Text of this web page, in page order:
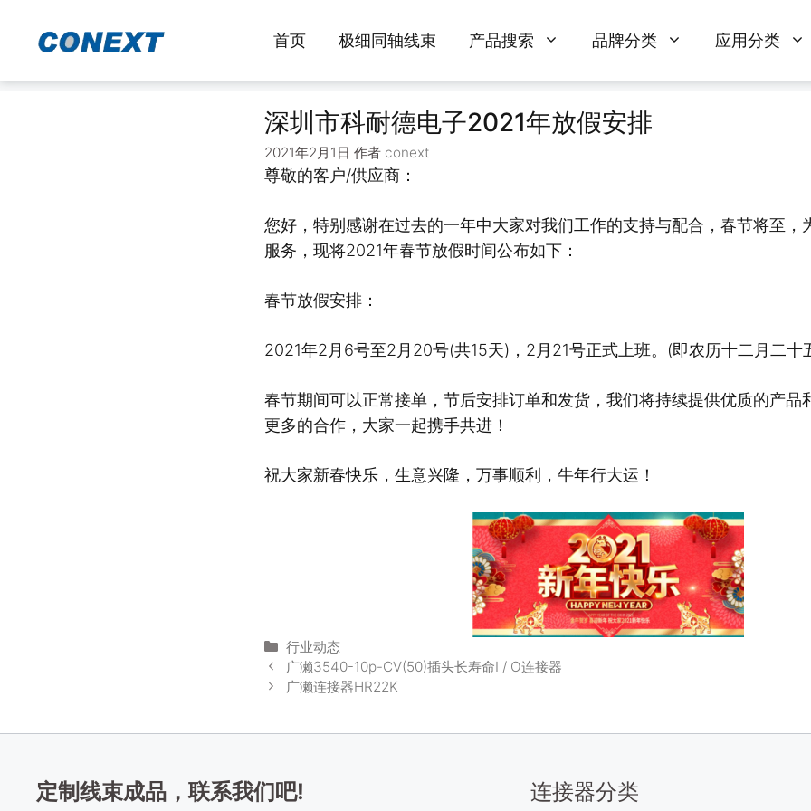
容
首页 极细同轴线束 产品搜索 品牌分类 应用分类
深圳市科耐德电子2021年放假安排
2021年2月1日 作者 conext
尊敬的客户/供应商：
您好，特别感谢在过去的一年中大家对我们工作的支持与配合，春节将至，
服务，现将2021年春节放假时间公布如下：
春节放假安排：
2021年2月6号至2月20号(共15天)，2月21号正式上班。(即农历十二月二十
春节期间可以正常接单，节后安排订单和发货，我们将持续提供优质的产品
更多的合作，大家一起携手共进！
祝大家新春快乐，生意兴隆，万事顺利，牛年行大运！
分
类
行业动态
广濑3540-10p-CV(50)插头长寿命I / O连接器
广濑连接器HR22K
定制线束成品，联系我们吧! 连接器分类